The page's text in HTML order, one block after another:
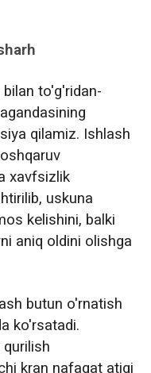
to'g'ridan-
qilamiz. Ishlash
xavfsizlik
uskuna
kelishini, balki
aniq oldini olishga
butun o'rnatish
ko'rsatadi.
kran nafaqat atigi